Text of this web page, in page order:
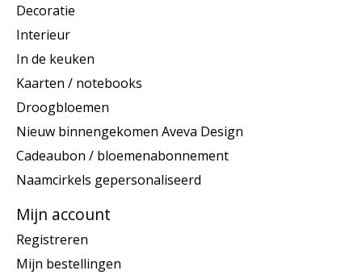
Decoratie
Interieur
In de keuken
Kaarten / notebooks
Droogbloemen
Nieuw binnengekomen Aveva Design
Cadeaubon / bloemenabonnement
Naamcirkels gepersonaliseerd
Mijn account
Registreren
Mijn bestellingen